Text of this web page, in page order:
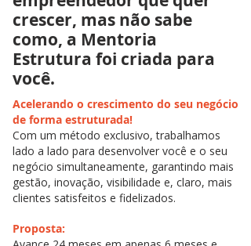
crescer, mas não sabe
como, a Mentoria
Estrutura foi criada para
você.
Acelerando o crescimento do seu negócio
de forma estruturada!
Com um método exclusivo, trabalhamos
lado a lado para desenvolver você e o seu
negócio simultaneamente, garantindo mais
gestão, inovação, visibilidade e, claro, mais
clientes satisfeitos e fidelizados.
Proposta: